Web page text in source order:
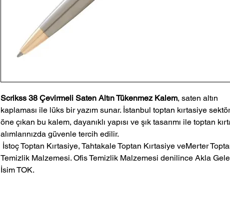
Scrikss 38 Çevirmeli Saten Altın Tükenmez Kalem, saten altın
kaplaması ile lüks bir yazım sunar. İstanbul toptan kırtasiye
öne çıkan bu kalem, dayanıklı yapısı ve şık tasarımı ile toptan
alımlarınızda güvenle tercih edilir.
Temizlik Malzemesi. Ofis Temizlik Malzemesi denilince Akla
İsim TOK.